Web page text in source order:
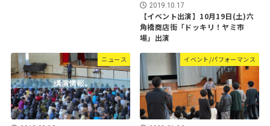
2019.10.17
【イベント出演】10月19日(土)六
角橋商店街「ドッキリ！ヤミ市
場」出演
ニュース イベント/パフォーマンス